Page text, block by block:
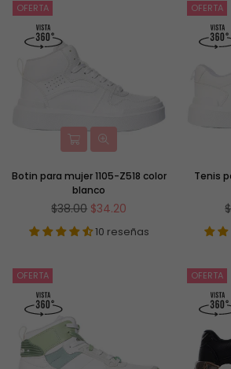
OFERTA
Botin para mujer 1105-Z518 color
blanco
Precio
$38.00 $34.20
10 reseñas
OFERTA
Tenis
OFERTA OFERTA